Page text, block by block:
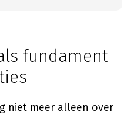
fundament
niet meer alleen over